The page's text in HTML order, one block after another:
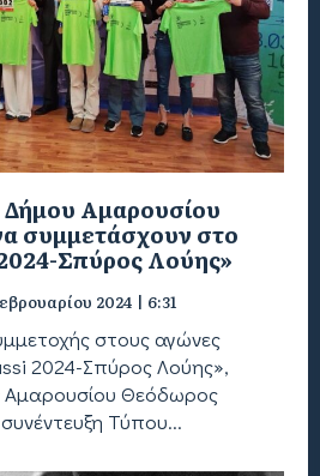
Αμαρουσίου
συμμετάσχουν στο
Σπύρος Λούης»
2024 | 6:31
στους αγώνες
2024-Σπύρος Λούης»,
Αμαρουσίου Θεόδωρος
Τύπου...